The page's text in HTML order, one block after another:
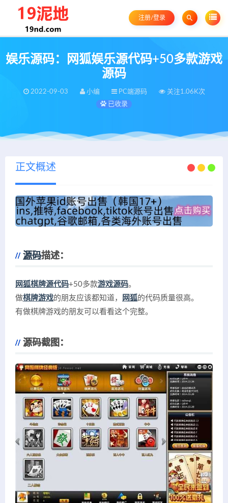
注册/登录
娱乐源码：网狐娱乐源代码+50多款游戏
源码
2022-09-03 小编 PC端源码
关注1.06K次
已收录
正文概述
源码描述：
网狐棋牌源代码+50多款游戏源码。
做棋牌游戏的朋友应该都知道， 网狐的代码质量很高。
有做棋牌游戏的朋友可以看看这个完整。
源码截图：